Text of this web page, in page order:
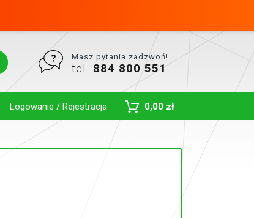
Masz pytania zadzwoń!
tel. 884 800 551
Logowanie / Rejestracja 0,00 zł